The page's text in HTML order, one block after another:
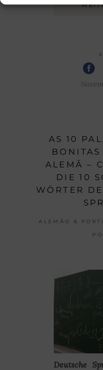
AS 10
ALEMÃ –
DIE 10
WÖRTER
ALEMÃO &
Deutsche